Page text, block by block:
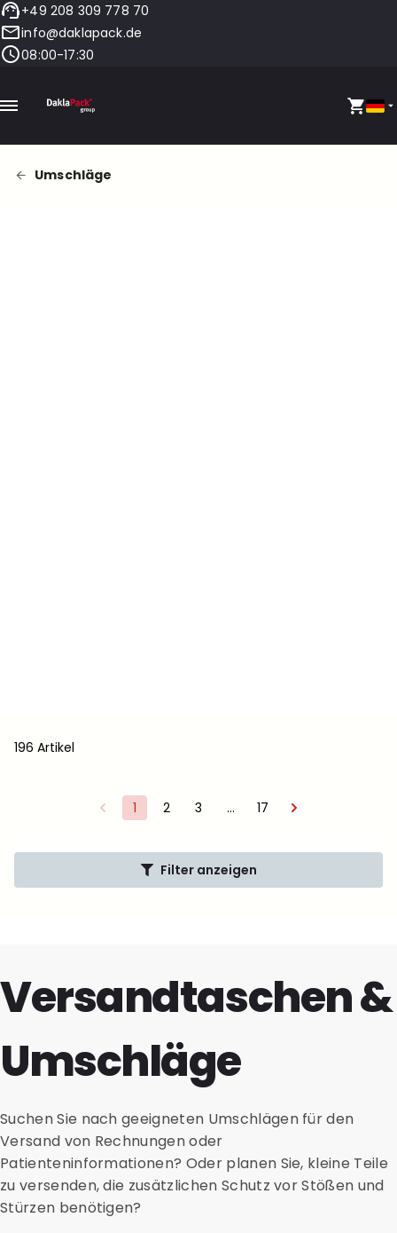
+49 208 309 778 70
info@daklapack.de
08:00-17:30
Umschläge
196 Artikel
1 2 3 … 17
Filter anzeigen
Versandtaschen &
Umschläge
Suchen Sie nach geeigneten Umschlägen für den
Versand von Rechnungen oder
Patienteninformationen? Oder planen Sie, kleine Teile
zu versenden, die zusätzlichen Schutz vor Stößen und
Stürzen benötigen?